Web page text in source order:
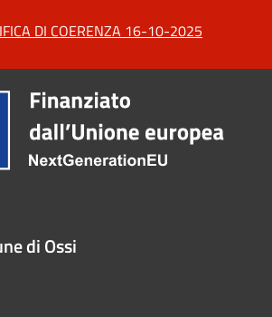
DI COERENZA 16-10-2025
di Ossi